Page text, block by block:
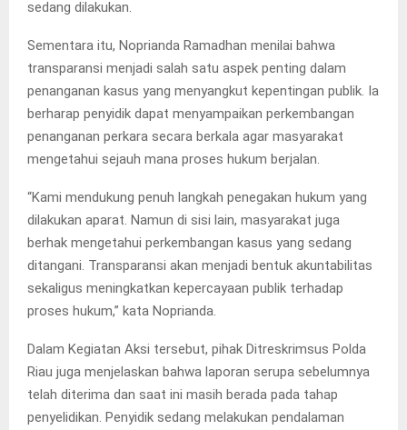
sedang dilakukan.
Sementara itu, Noprianda Ramadhan menilai bahwa
transparansi menjadi salah satu aspek penting dalam
penanganan kasus yang menyangkut kepentingan publik. Ia
berharap penyidik dapat menyampaikan perkembangan
penanganan perkara secara berkala agar masyarakat
mengetahui sejauh mana proses hukum berjalan.
“Kami mendukung penuh langkah penegakan hukum yang
dilakukan aparat. Namun di sisi lain, masyarakat juga
berhak mengetahui perkembangan kasus yang sedang
ditangani. Transparansi akan menjadi bentuk akuntabilitas
sekaligus meningkatkan kepercayaan publik terhadap
proses hukum,” kata Noprianda.
Dalam Kegiatan Aksi tersebut, pihak Ditreskrimsus Polda
Riau juga menjelaskan bahwa laporan serupa sebelumnya
telah diterima dan saat ini masih berada pada tahap
penyelidikan. Penyidik sedang melakukan pendalaman